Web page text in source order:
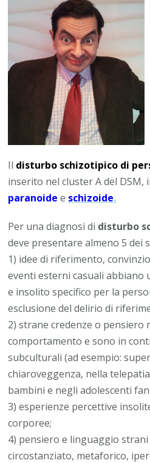
Il disturbo schizotipico di
inserito nel cluster A del DSM,
paranoide e schizoide.
Per una diagnosi di disturbo
deve presentare almeno 5 dei
1) idee di riferimento,
eventi esterni casuali abbiano
e insolito specifico per la
esclusione del delirio di
2) strane credenze o pensiero
comportamento e sono in
subculturali (ad esempio:
chiaroveggenza, nella
bambini e negli adolescenti
3) esperienze percettive
corporee;
4) pensiero e linguaggio
circostanziato, metaforico,